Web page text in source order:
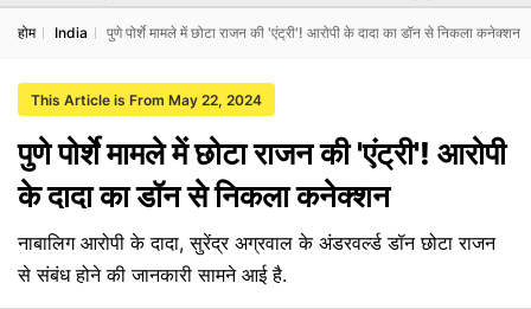
होम India पुणे पोर्शे मामले में छोटा राजन की 'एंट्री'! आरोपी के दादा का डॉन से निकला कनेक्शन
This Article is From May 22, 2024
पुणे पोर्शे मामले में छोटा राजन की 'एंट्री'! आरोपी
के दादा का डॉन से निकला कनेक्शन
नाबालिग आरोपी के दादा, सुरेंद्र अग्रवाल के अंडरवर्ल्ड डॉन छोटा राजन
से संबंध होने की जानकारी सामने आई है.